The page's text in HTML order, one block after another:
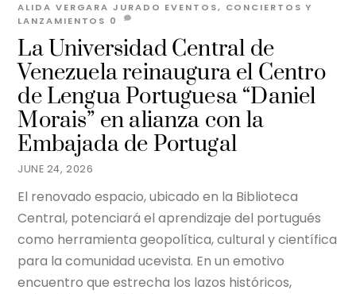
JUNE 24, 2026
La Universidad Central de
Venezuela reinaugura el Centro
de Lengua Portuguesa “Daniel
Morais” en alianza con la
Embajada de Portugal
ALIDA VERGARA JURADO EVENTOS, CONCIERTOS Y
LANZAMIENTOS 0
El renovado espacio, ubicado en la Biblioteca
Central, potenciará el aprendizaje del portugués
como herramienta geopolítica, cultural y científica
para la comunidad ucevista. En un emotivo
encuentro que estrecha los lazos históricos,